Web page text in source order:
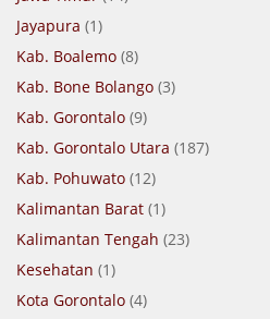
Jayapura (1)
Kab. Boalemo (8)
Kab. Bone Bolango (3)
Kab. Gorontalo (9)
Kab. Gorontalo Utara (187)
Kab. Pohuwato (12)
Kalimantan Barat (1)
Kalimantan Tengah (23)
Kesehatan (1)
Kota Gorontalo (4)